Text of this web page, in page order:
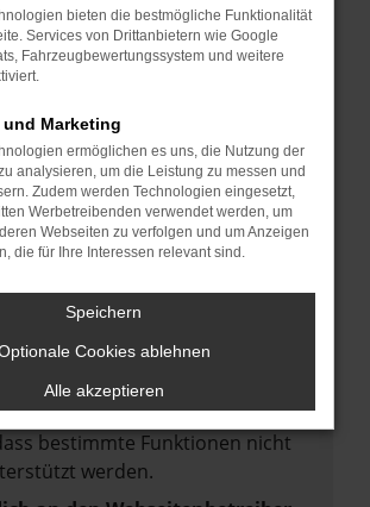
Browsererweiterungen.
Erweiterungen, wie Werbeblocker,
Laden bestimmter Seiten
Browser oder in einem privaten
Gerät neu.
manchmal helfen,
Probleme zu beheben.
dass dein Browser und dein
auf dem neuesten Stand
Software birgt nicht nur ein
sondern kann auch dazu
bestimmte Funktionen nicht
werden.
bieten die bestmögliche Funktionalität
Services von Drittanbietern wie Google
Fahrzeugbewertungssystem und weitere
Marketing
ermöglichen es uns, die Nutzung der
analysieren, um die Leistung zu messen und
Zudem werden Technologien eingesetzt,
Werbetreibenden verwendet werden, um
Webseiten zu verfolgen und um Anzeigen
die für Ihre Interessen relevant sind.
Speichern
Cookies ablehnen
Alle akzeptieren